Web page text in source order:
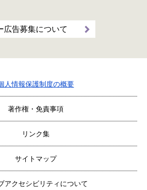
広告募集について
人情報保護制度の概要
著作権・免責事項
リンク集
サイトマップ
アクセシビリティについて